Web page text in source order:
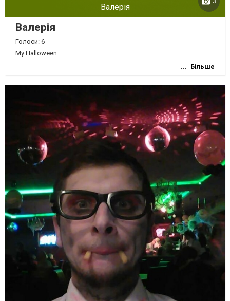
Валерія
Валерія
Голоси: 6
My Halloween.
Більше